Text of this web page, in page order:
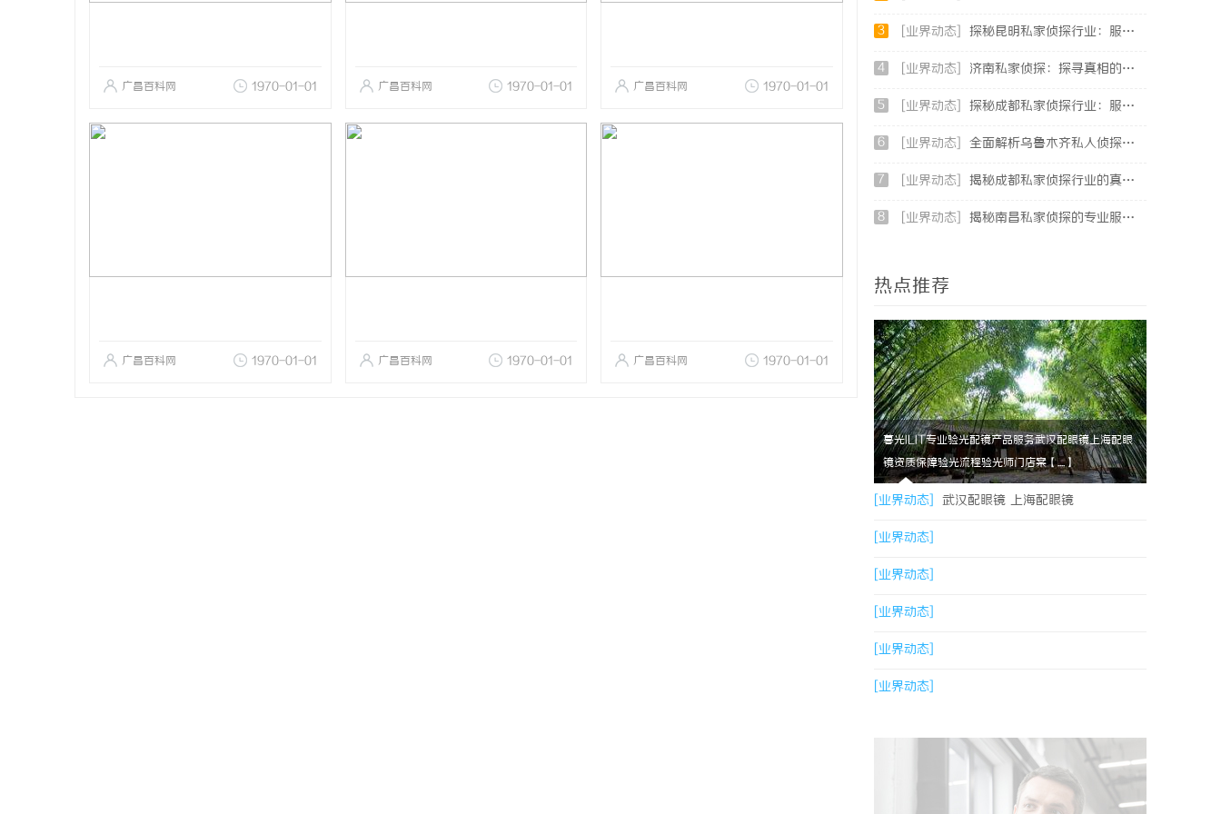
广昌百科网 1970-01-01 广昌百科网 1970-01-01 广昌百科网 1970-01-01
广昌百科网 1970-01-01 广昌百科网 1970-01-01 广昌百科网 1970-01-01
3 [业界动态] 探秘昆明私家侦探行业：服务、优势与法律守护
4 [业界动态] 济南私家侦探：探寻真相的隐秘守护者
5 [业界动态] 探秘成都私家侦探行业：服务、案例与市场现状全面解析
6 [业界动态] 全面解析乌鲁木齐私人侦探服务的优势与应用
7 [业界动态] 揭秘成都私家侦探行业的真实面貌与专业服务
8 [业界动态] 揭秘南昌私家侦探的专业服务与行业现状全面解析
热点推荐
暮光ILIT专业验光配镜产品服务武汉配眼镜上海配眼
镜资质保障验光流程验光师门店案【....】
[业界动态] 武汉配眼镜 上海配眼镜
[业界动态]
[业界动态]
[业界动态]
[业界动态]
[业界动态]